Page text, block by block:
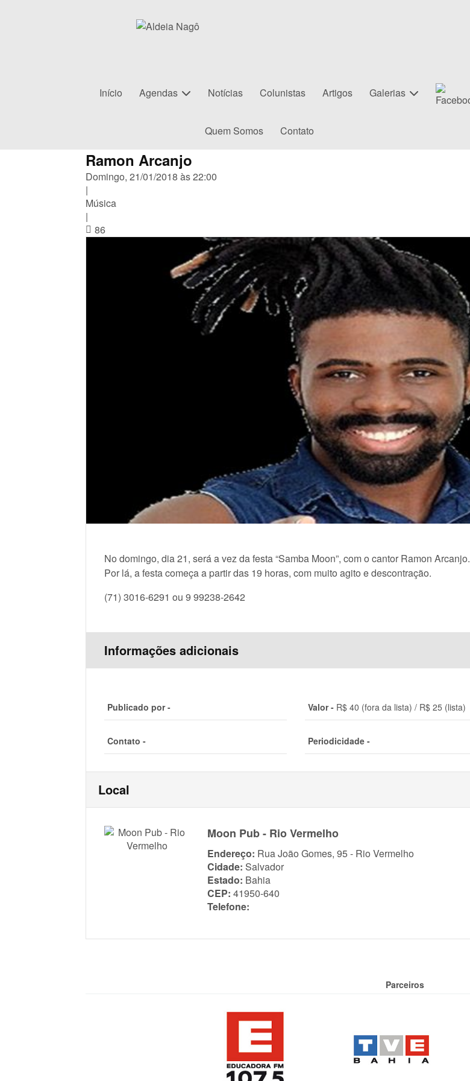
Início Agendas Notícias Colunistas Artigos Galerias
Quem Somos Contato
Ramon Arcanjo
Domingo, 21/01/2018 às 22:00
|
Música
|
86
No domingo, dia 21, será a vez da festa “Samba Moon”, com o cantor Ramon Arcanjo.
Por lá, a festa começa a partir das 19 horas, com muito agito e descontração.
(71) 3016-6291 ou 9 99238-2642
Informações adicionais
Publicado por - Valor -R$ 40 (fora da lista) / R$ 25 (lista)
Contato - Periodicidade -
Local
Moon Pub - Rio Vermelho
Endereço: Rua João Gomes, 95 - Rio Vermelho
Cidade: Salvador
Estado: Bahia
CEP: 41950-640
Telefone:
Parceiros